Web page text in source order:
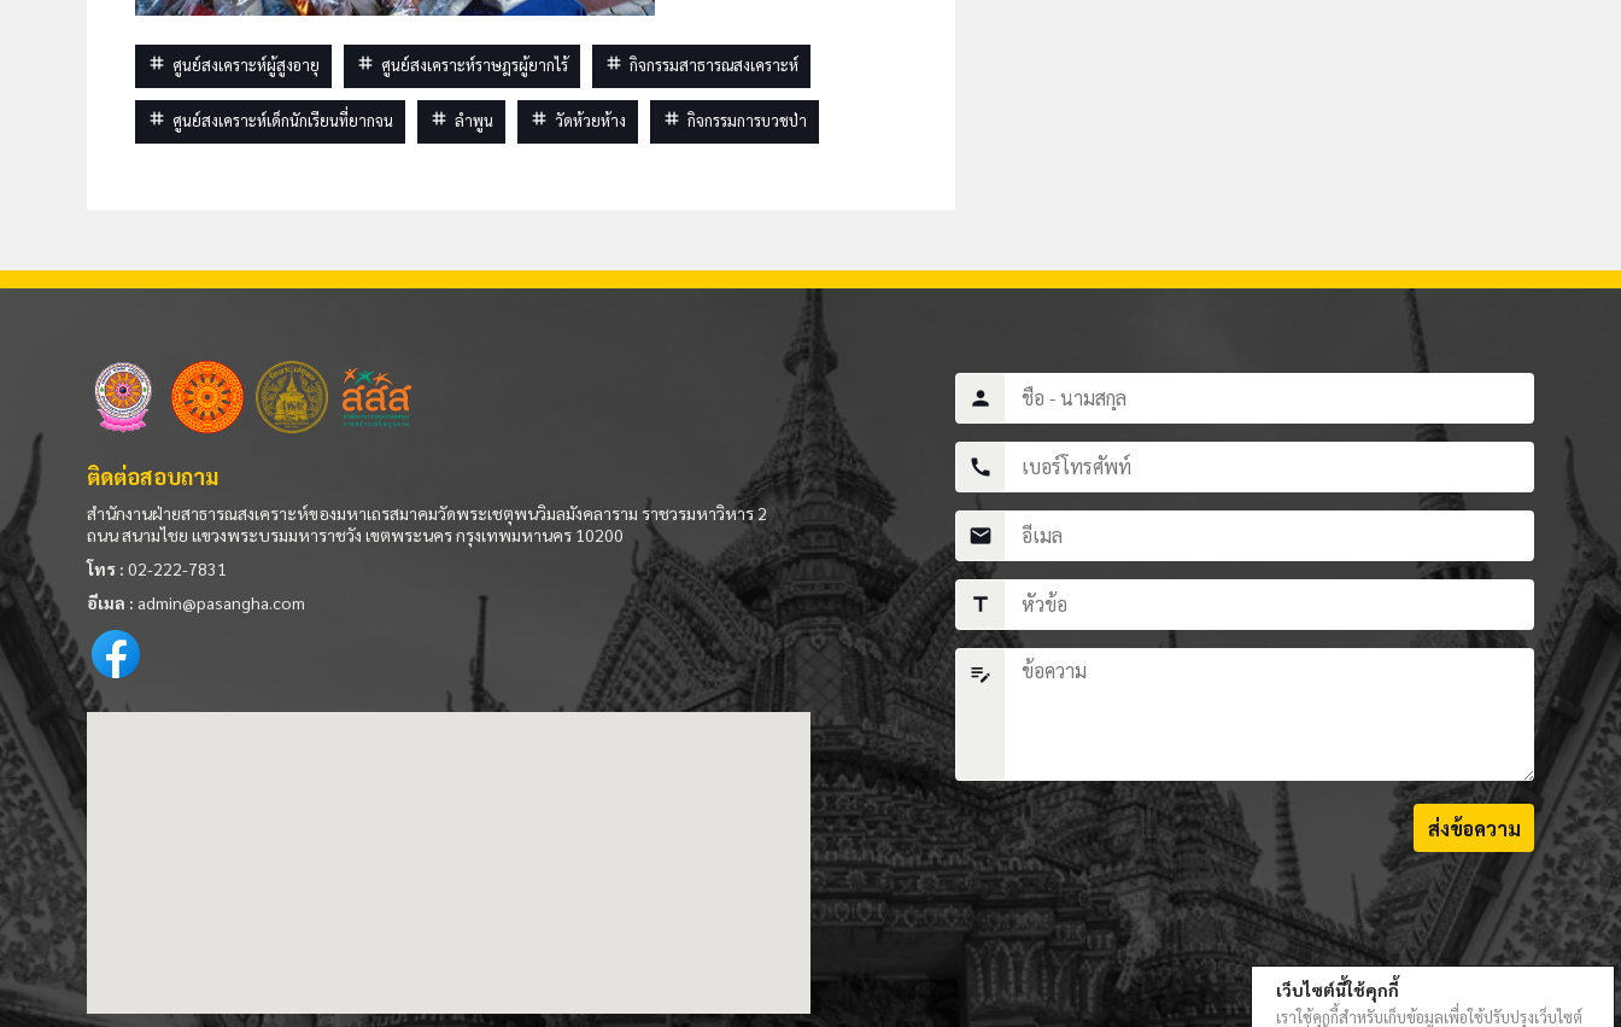
tag ศูนย์สงเคราะห์ผู้สูงอายุ tag ศูนย์สงเคราะห์ราษฎรผู้ยากไร้ tag กิจกรรมสาธารณสงเคราะห์
tag ศูนย์สงเคราะห์เด็กนักเรียนที่ยากจน tag ลำพูน tag วัดห้วยห้าง tag กิจกรรมการบวชป่า
ติดต่อสอบถาม
สำนักงานฝ่ายสาธารณสงเคราะห์ของมหาเถรสมาคมวัดพระเชตุพนวิมลมังคลาราม ราชวรมหาวิหาร 2
ถนน สนามไชย แขวงพระบรมมหาราชวัง เขตพระนคร กรุงเทพมหานคร 10200
โทร : 02-222-7831
อีเมล : admin@pasangha.com
person
call
mail
title
edit_note
ส่งข้อความ
เว็บไซต์นี้ใช้คุกกี้
เราใช้คุกกี้สำหรับเก็บข้อมูลเพื่อใช้ปรับปรุงเว็บไซต์